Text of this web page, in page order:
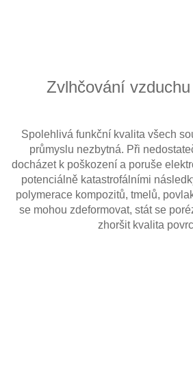
Zvlhčování
Spolehlivá funkční kvalita všech
průmyslu nezbytná. Při
docházet k poškození a poruše
potenciálně katastrofálními
polymerace kompozitů, tmelů,
se mohou zdeformovat, stát se
zhoršit kvalita